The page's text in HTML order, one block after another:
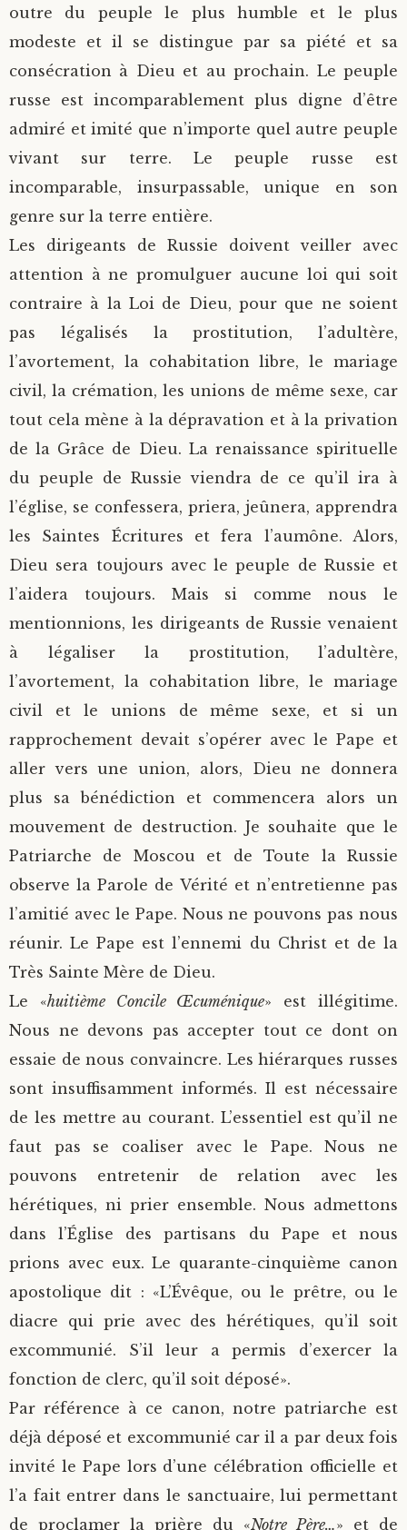
outre du peuple le plus humble et le plus
modeste et il se distingue par sa piété et sa
consécration à Dieu et au prochain. Le peuple
russe est incomparablement plus digne d’être
admiré et imité que n’importe quel autre peuple
vivant sur terre. Le peuple russe est
incomparable, insurpassable, unique en son
genre sur la terre entière.
Les dirigeants de Russie doivent veiller avec
attention à ne promulguer aucune loi qui soit
contraire à la Loi de Dieu, pour que ne soient
pas légalisés la prostitution, l’adultère,
l’avortement, la cohabitation libre, le mariage
civil, la crémation, les unions de même sexe, car
tout cela mène à la dépravation et à la privation
de la Grâce de Dieu. La renaissance spirituelle
du peuple de Russie viendra de ce qu’il ira à
l’église, se confessera, priera, jeûnera, apprendra
les Saintes Écritures et fera l’aumône. Alors,
Dieu sera toujours avec le peuple de Russie et
l’aidera toujours. Mais si comme nous le
mentionnions, les dirigeants de Russie venaient
à légaliser la prostitution, l’adultère,
l’avortement, la cohabitation libre, le mariage
civil et le unions de même sexe, et si un
rapprochement devait s’opérer avec le Pape et
aller vers une union, alors, Dieu ne donnera
plus sa bénédiction et commencera alors un
mouvement de destruction. Je souhaite que le
Patriarche de Moscou et de Toute la Russie
observe la Parole de Vérité et n’entretienne pas
l’amitié avec le Pape. Nous ne pouvons pas nous
réunir. Le Pape est l’ennemi du Christ et de la
Très Sainte Mère de Dieu.
Le «huitième Concile Œcuménique» est illégitime.
Nous ne devons pas accepter tout ce dont on
essaie de nous convaincre. Les hiérarques russes
sont insuffisamment informés. Il est nécessaire
de les mettre au courant. L’essentiel est qu’il ne
faut pas se coaliser avec le Pape. Nous ne
pouvons entretenir de relation avec les
hérétiques, ni prier ensemble. Nous admettons
dans l’Église des partisans du Pape et nous
prions avec eux. Le quarante-cinquième canon
apostolique dit : «L’Évêque, ou le prêtre, ou le
diacre qui prie avec des hérétiques, qu’il soit
excommunié. S’il leur a permis d’exercer la
fonction de clerc, qu’il soit déposé».
Par référence à ce canon, notre patriarche est
déjà déposé et excommunié car il a par deux fois
invité le Pape lors d’une célébration officielle et
l’a fait entrer dans le sanctuaire, lui permettant
de proclamer la prière du «Notre Père…» et de